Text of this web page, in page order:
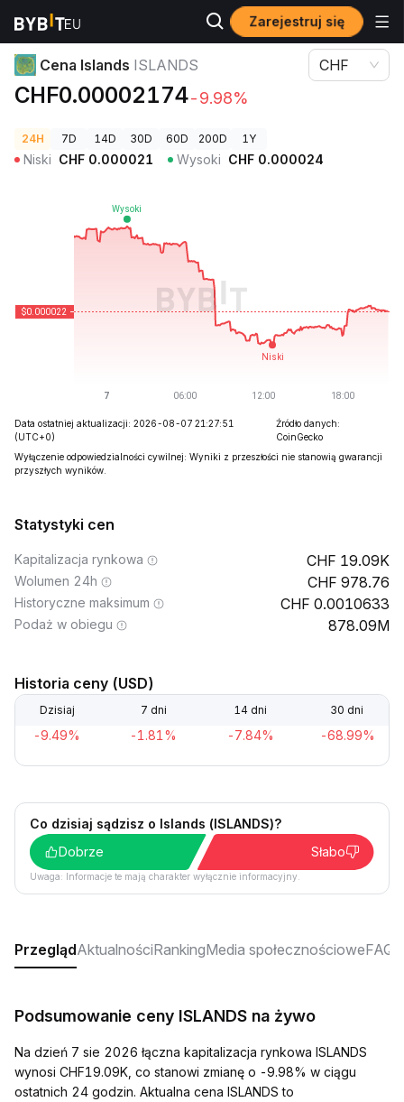
Zarejestruj się
Ceny kryptowalut Cena Islands ISLANDS
Cena Islands ISLANDS
CHF0.00002174-9.98%
CHF
24H 7D 14D 30D 60D 200D 1Y
Niski CHF 0.000021 Wysoki CHF 0.000024
Data ostatniej aktualizacji: 2026-08-07 21:27:51
(UTC+0)
Źródło danych:
CoinGecko
Wyłączenie odpowiedzialności cywilnej: Wyniki z przeszłości nie stanowią gwarancji
przyszłych wyników.
Statystyki cen
Kapitalizacja rynkowa 19.09K
Wolumen 24h 978.76
Historyczne maksimum 0.0010633
Podaż w obiegu 878.09M
Historia ceny (USD)
Dzisiaj 7 dni 14 dni 30 dni
-9.49% -1.81% -7.84% -68.99%
Co dzisiaj sądzisz o Islands (ISLANDS)?
Dobrze
Słabo
Uwaga: Informacje te mają charakter wyłącznie informacyjny.
PrzeglądAktualnościRankingMedia społecznościoweFAQ
Podsumowanie ceny ISLANDS na żywo
Na dzień 7 sie 2026 łączna kapitalizacja rynkowa ISLANDS
wynosi CHF19.09K, co stanowi zmianę o -9.98% w ciągu
ostatnich 24 godzin. Aktualna cena ISLANDS to